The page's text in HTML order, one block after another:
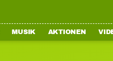
MUSIK AKTIONEN